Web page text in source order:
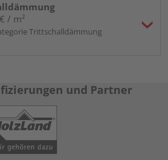
/ m²
Trittschalldämmung
und Partner